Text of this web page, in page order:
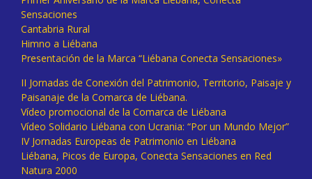
Sensaciones
Cantabria Rural
Himno a Liébana
Presentación de la Marca “Liébana Conecta Sensaciones»
II Jornadas de Conexión del Patrimonio, Territorio, Paisaje y
Paisanaje de la Comarca de Liébana.
Vídeo promocional de la Comarca de Liébana
Vídeo Solidario Liébana con Ucrania: “Por un Mundo Mejor”
IV Jornadas Europeas de Patrimonio en Liébana
Liébana, Picos de Europa, Conecta Sensaciones en Red
Natura 2000